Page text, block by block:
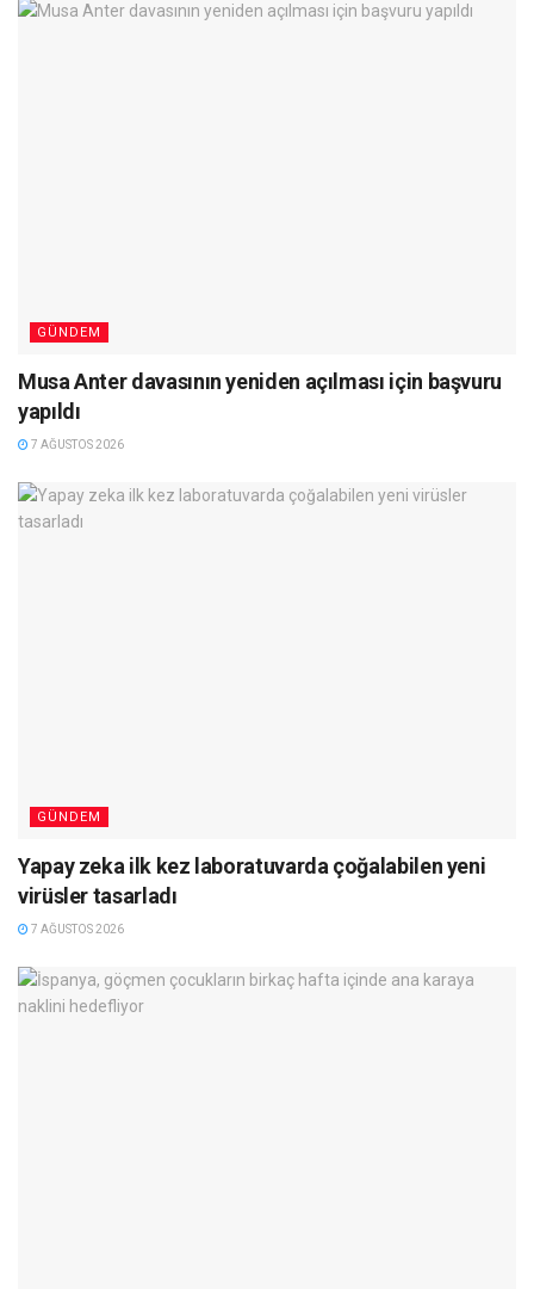
GÜNDEM
Musa Anter davasının yeniden açılması için başvuru
yapıldı
7 AĞUSTOS 2026
GÜNDEM
Yapay zeka ilk kez laboratuvarda çoğalabilen yeni
virüsler tasarladı
7 AĞUSTOS 2026